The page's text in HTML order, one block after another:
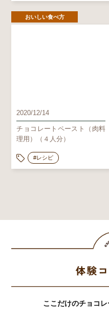
おいしい食べ方
2020/12/14
チョコレートペースト（肉料
理用）（４人分）
#レシピ
ここだけのチョコレ